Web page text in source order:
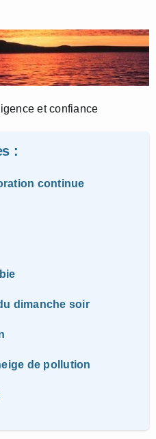
et confiance
:
continue
dimanche soir
de pollution